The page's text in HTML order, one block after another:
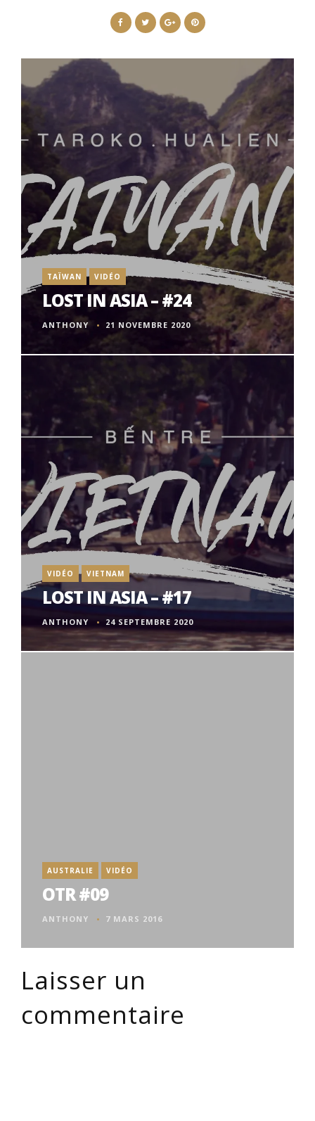
TAÏWAN VIDÉO
LOST IN ASIA – #24
ANTHONY 21 NOVEMBRE 2020
VIDÉO VIETNAM
LOST IN ASIA – #17
ANTHONY 24 SEPTEMBRE 2020
AUSTRALIE VIDÉO
OTR #09
ANTHONY 7 MARS 2016
Laisser un
commentaire